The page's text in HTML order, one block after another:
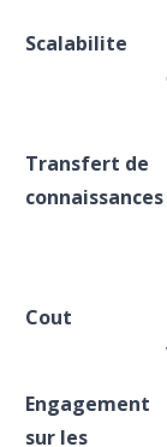
Scalabilite
Transfert de
connaissances
Cout
Engagement
sur les